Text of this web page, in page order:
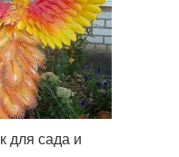
для сада и